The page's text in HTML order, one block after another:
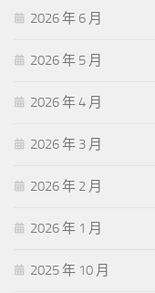
2026 年 6 月
2026 年 5 月
2026 年 4 月
2026 年 3 月
2026 年 2 月
2026 年 1 月
2025 年 10 月